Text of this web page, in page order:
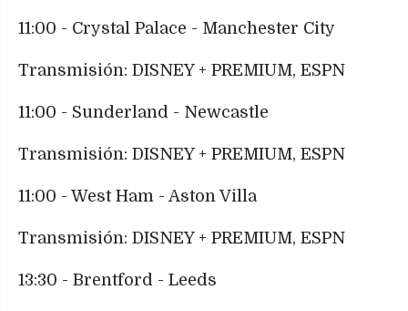
11:00 - Crystal Palace - Manchester City
Transmisión: DISNEY + PREMIUM, ESPN
11:00 - Sunderland - Newcastle
Transmisión: DISNEY + PREMIUM, ESPN
11:00 - West Ham - Aston Villa
Transmisión: DISNEY + PREMIUM, ESPN
13:30 - Brentford - Leeds